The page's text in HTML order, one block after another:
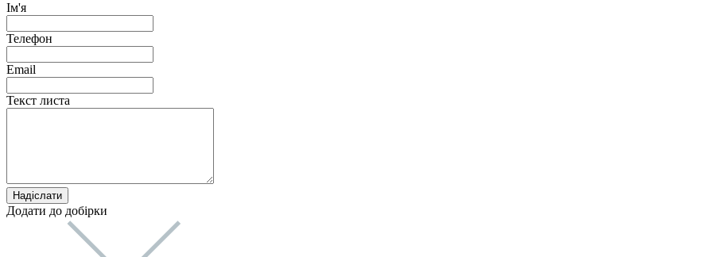
Ім'я
Телефон
Email
Текст листа
Додати до добірки